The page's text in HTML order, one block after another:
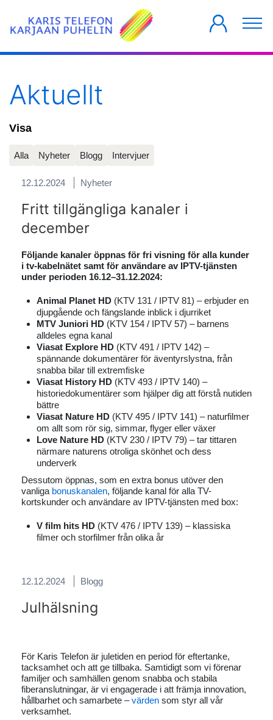
FÖRETAG
Aktuellt
Visa
Alla Nyheter Blogg Intervjuer
12.12.2024 Nyheter
Fritt tillgängliga kanaler i
december
Följande kanaler öppnas för fri visning för alla kunder
i tv-kabelnätet samt för användare av IPTV-tjänsten
under perioden 16.12–31.12.2024:
Animal Planet HD (KTV 131 / IPTV 81) – erbjuder en
djupgående och fängslande inblick i djurriket
MTV Juniori HD (KTV 154 / IPTV 57) – barnens
alldeles egna kanal
Viasat Explore HD (KTV 491 / IPTV 142) –
spännande dokumentärer för äventyrslystna, från
snabba bilar till extremfiske
Viasat History HD (KTV 493 / IPTV 140) –
historiedokumentärer som hjälper dig att förstå nutiden
bättre
Viasat Nature HD (KTV 495 / IPTV 141) – naturfilmer
om allt som rör sig, simmar, flyger eller växer
Love Nature HD (KTV 230 / IPTV 79) – tar tittaren
närmare naturens otroliga skönhet och dess
underverk
Dessutom öppnas, som en extra bonus utöver den
vanliga bonuskanalen, följande kanal för alla TV-
kortskunder och användare av IPTV-tjänsten med box:
V film hits HD (KTV 476 / IPTV 139) – klassiska
filmer och storfilmer från olika år
12.12.2024 Blogg
Julhälsning
För Karis Telefon är juletiden en period för eftertanke,
tacksamhet och att ge tillbaka. Samtidigt som vi förenar
familjer och samhällen genom snabba och stabila
fiberanslutningar, är vi engagerade i att främja innovation,
hållbarhet och samarbete –värden som styr all vår
verksamhet.